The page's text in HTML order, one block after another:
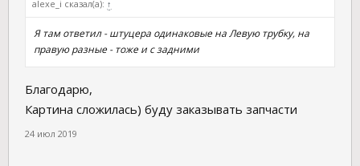
alexe_i сказал(а): ↑
Я там ответил - штуцера одинаковые на Левую трубку, на
правую разные - тоже и с задними
Благодарю,
Картина сложилась) буду заказывать запчасти
24 июл 2019